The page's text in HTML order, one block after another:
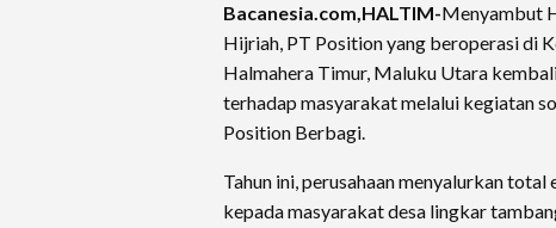
Bacanesia.com,HALTIM-Menyambut
Hijriah, PT Position yang beroperasi di
Halmahera Timur, Maluku Utara
terhadap masyarakat melalui kegiatan
Position Berbagi.
Tahun ini, perusahaan menyalurkan
kepada masyarakat desa lingkar